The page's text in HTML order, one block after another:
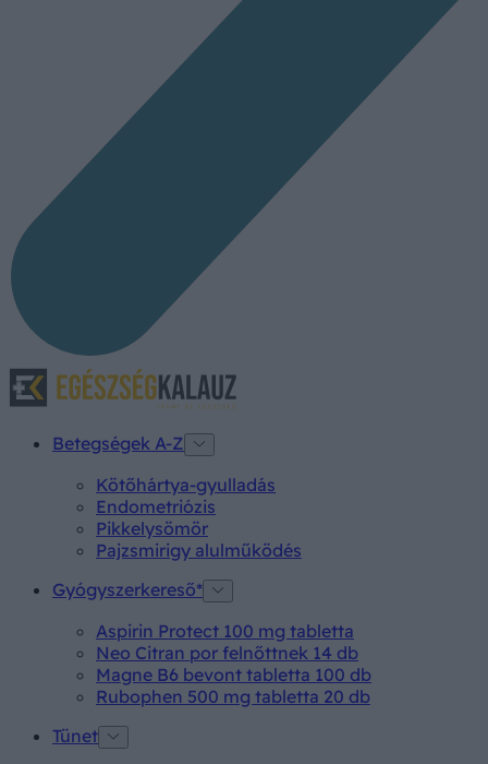
Betegségek A-Z
Kötőhártya-gyulladás
Endometriózis
Pikkelysömör
Pajzsmirigy alulműködés
Gyógyszerkereső*
Aspirin Protect 100 mg tabletta
Neo Citran por felnőttnek 14 db
Magne B6 bevont tabletta 100 db
Rubophen 500 mg tabletta 20 db
Tünet